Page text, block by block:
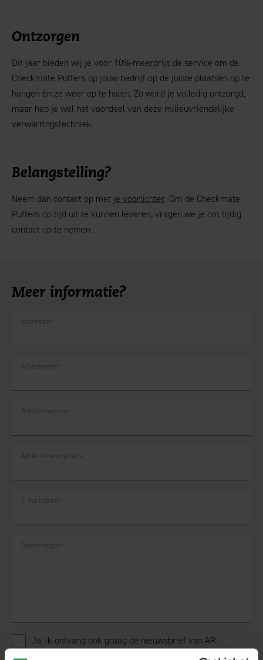
Ontzorgen
Dit jaar bieden wij je voor 10%-meerprijs de service om de
Checkmate Puffers op jouw bedrijf op de juiste plaatsen op te
hangen én ze weer op te halen. Zo word je volledig ontzorgd,
maar heb je wel het voordeel van deze milieuvriendelijke
verwarringstechniek.
Belangstelling?
Neem dan contact op met je voorlichter. Om de Checkmate
Puffers op tijd uit te kunnen leveren, vragen we je om tijdig
contact op te nemen.
Meer informatie?
Voornaam *
Achternaam *
Telefoonnummer
Adres en woonplaats
E-mailadres*
Opmerkingen *
Ja, ik ontvang ook graag de nieuwsbrief van AR.